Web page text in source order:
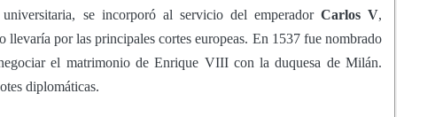
se incorporó al servicio del emperador Carlos V,
por las principales cortes europeas. En 1537 fue nombrado
el matrimonio de Enrique VIII con la duquesa de Milán.
diplomáticas.